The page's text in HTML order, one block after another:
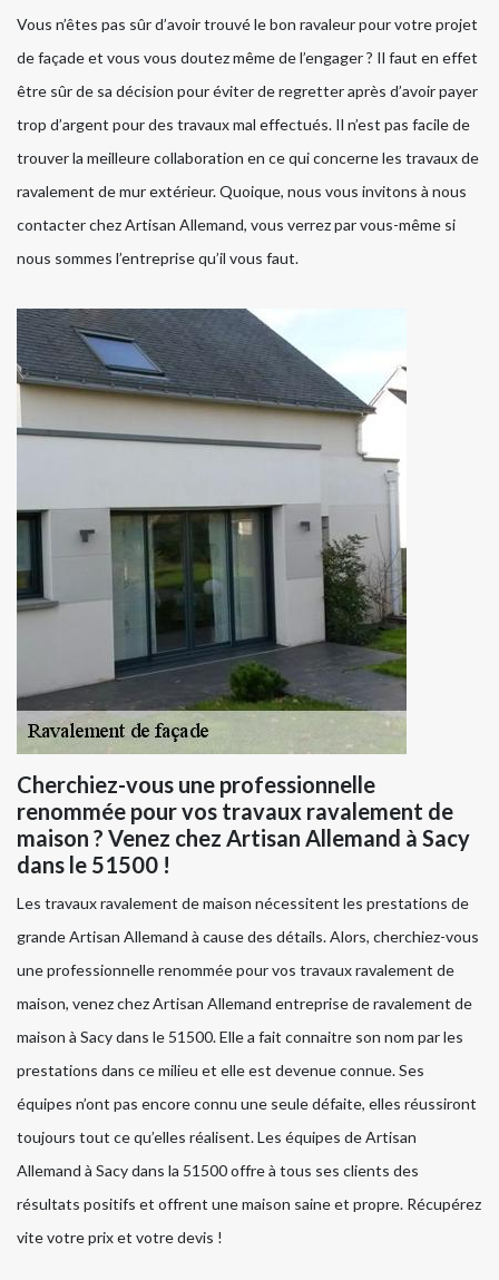
Vous n’êtes pas sûr d’avoir trouvé le bon ravaleur pour votre projet
de façade et vous vous doutez même de l’engager ? Il faut en effet
être sûr de sa décision pour éviter de regretter après d’avoir payer
trop d’argent pour des travaux mal effectués. Il n’est pas facile de
trouver la meilleure collaboration en ce qui concerne les travaux de
ravalement de mur extérieur. Quoique, nous vous invitons à nous
contacter chez Artisan Allemand, vous verrez par vous-même si
nous sommes l’entreprise qu’il vous faut.
Cherchiez-vous une professionnelle
renommée pour vos travaux ravalement de
maison ? Venez chez Artisan Allemand à Sacy
dans le 51500 !
Les travaux ravalement de maison nécessitent les prestations de
grande Artisan Allemand à cause des détails. Alors, cherchiez-vous
une professionnelle renommée pour vos travaux ravalement de
maison, venez chez Artisan Allemand entreprise de ravalement de
maison à Sacy dans le 51500. Elle a fait connaitre son nom par les
prestations dans ce milieu et elle est devenue connue. Ses
équipes n’ont pas encore connu une seule défaite, elles réussiront
toujours tout ce qu’elles réalisent. Les équipes de Artisan
Allemand à Sacy dans la 51500 offre à tous ses clients des
résultats positifs et offrent une maison saine et propre. Récupérez
vite votre prix et votre devis !